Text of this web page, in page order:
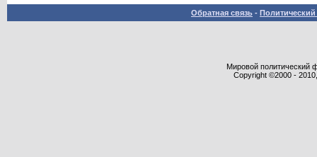
Обратная связь -
Мировой политический
Copyright ©2000 -